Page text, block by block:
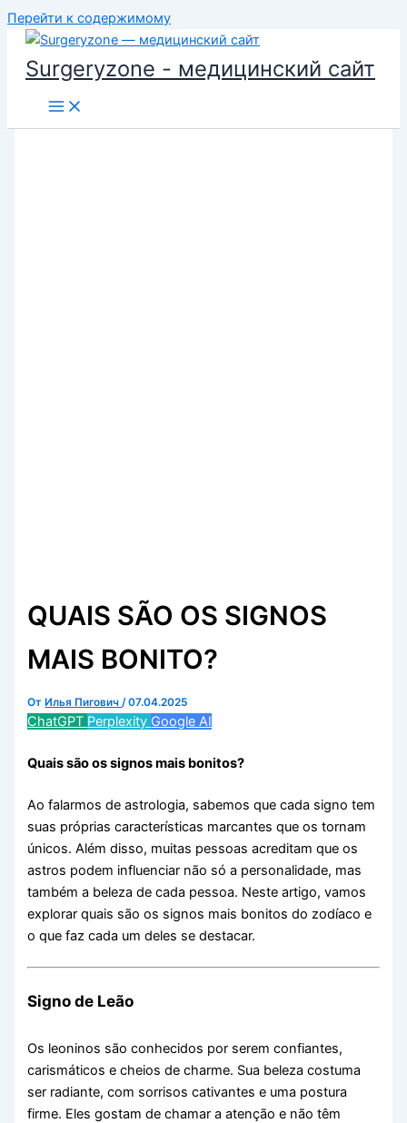
Перейти к содержимому
Surgeryzone - медицинский сайт
QUAIS SÃO OS SIGNOS
MAIS BONITO?
От Илья Пигович/07.04.2025
ChatGPT Perplexity Google AI
Quais são os signos mais bonitos?
Ao falarmos de astrologia, sabemos que cada signo tem
suas próprias características marcantes que os tornam
únicos. Além disso, muitas pessoas acreditam que os
astros podem influenciar não só a personalidade, mas
também a beleza de cada pessoa. Neste artigo, vamos
explorar quais são os signos mais bonitos do zodíaco e
o que faz cada um deles se destacar.
Signo de Leão
Os leoninos são conhecidos por serem confiantes,
carismáticos e cheios de charme. Sua beleza costuma
ser radiante, com sorrisos cativantes e uma postura
firme. Eles gostam de chamar a atenção e não têm